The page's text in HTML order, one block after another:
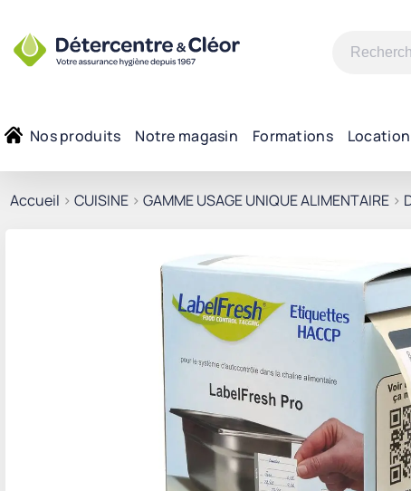
Recherche
Nos produits Notre magasin Formations
Accueil > CUISINE > GAMME USAGE UNIQUE ALIMENTAIRE >